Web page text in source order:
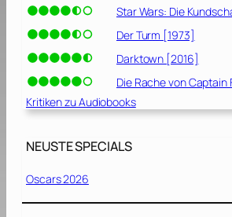
Star Wars: Die
Der Turm [1973]
Darktown [2016]
Die Rache von Captain
Kritiken zu Audiobooks
NEUSTE SPECIALS
Oscars 2026